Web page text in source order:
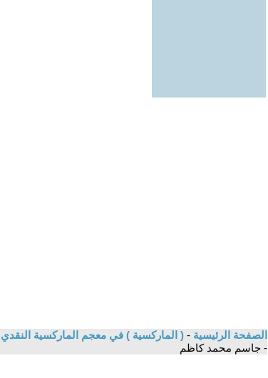
الصفحة الرئيسية - ( الماركسية ) في معجم الماركسية
- جاسم محمد كاظم